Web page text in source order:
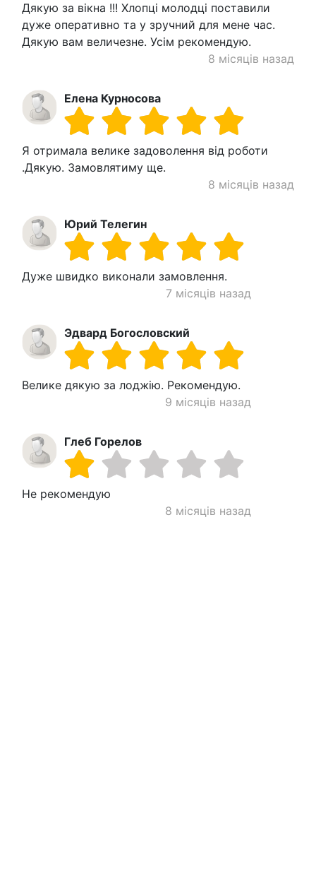
Дякую за вікна !!! Хлопці молодці поставили
дуже оперативно та у зручний для мене час.
Дякую вам величезне. Усім рекомендую.
8 місяців назад
Елена Курносова
Я отримала велике задоволення від роботи
.Дякую. Замовлятиму ще.
8 місяців назад
Юрий Телегин
Дуже швидко виконали замовлення.
7 місяців назад
Эдвард Богословский
Велике дякую за лоджію. Рекомендую.
9 місяців назад
Глеб Горелов
Не рекомендую
8 місяців назад